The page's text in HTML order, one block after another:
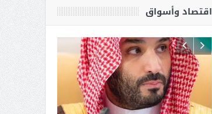
اقتصاد وأسواق